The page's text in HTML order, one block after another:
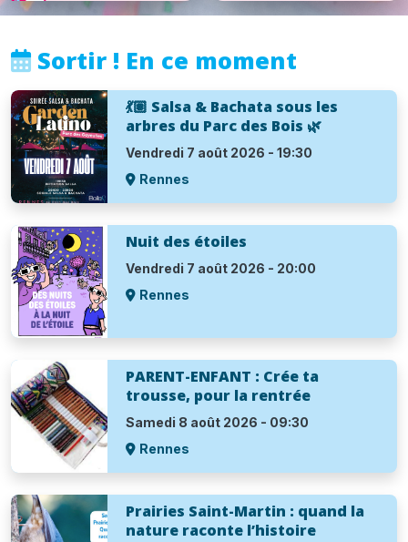
Sortir ! En ce moment
💃🏽 Salsa & Bachata sous les
arbres du Parc des Bois 🌿
Vendredi 7 août 2026 - 19:30
Rennes
Nuit des étoiles
Vendredi 7 août 2026 - 20:00
Rennes
PARENT-ENFANT : Crée ta
trousse, pour la rentrée
Samedi 8 août 2026 - 09:30
Rennes
Prairies Saint-Martin : quand la
nature raconte l’histoire